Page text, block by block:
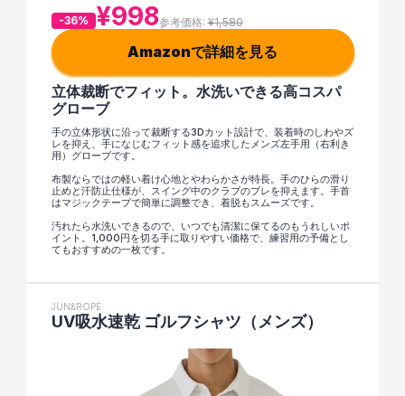
-36% ¥998参考価格: ¥1,580
Amazonで詳細を見る
立体裁断でフィット。水洗いできる高コスパ
グローブ
手の立体形状に沿って裁断する3Dカット設計で、装着時のしわやズ
レを抑え、手になじむフィット感を追求したメンズ左手用（右利き
用）グローブです。
布製ならではの軽い着け心地とやわらかさが特長。手のひらの滑り
止めと汗防止仕様が、スイング中のクラブのブレを抑えます。手首
はマジックテープで簡単に調整でき、着脱もスムーズです。
汚れたら水洗いできるので、いつでも清潔に保てるのもうれしいポ
イント。1,000円を切る手に取りやすい価格で、練習用の予備とし
てもおすすめの一枚です。
JUN&ROPÉ
UV吸水速乾 ゴルフシャツ（メンズ）